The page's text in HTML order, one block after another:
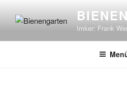
Inhalt
Imker: Frank